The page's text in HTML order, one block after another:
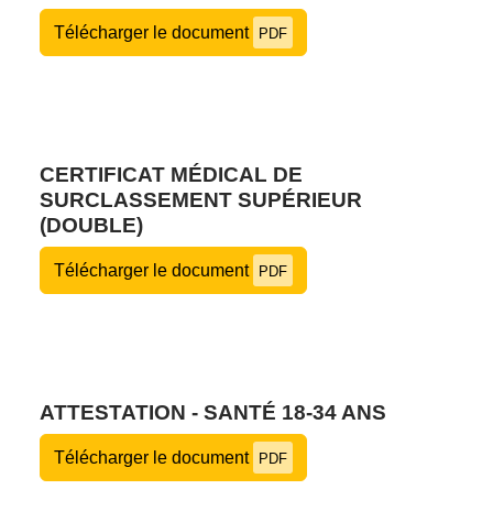
Télécharger le document PDF
CERTIFICAT MÉDICAL DE
SURCLASSEMENT SUPÉRIEUR
(DOUBLE)
Télécharger le document PDF
ATTESTATION - SANTÉ 18-34 ANS
Télécharger le document PDF